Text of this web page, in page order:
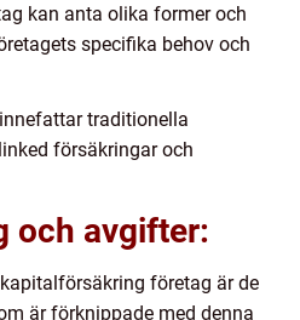
kan anta olika former och
specifika behov och
traditionella
försäkringar och
och avgifter:
företag är de
är förknippade med denna